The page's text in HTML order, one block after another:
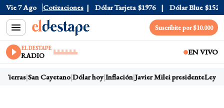
Vie 7 Ago Cotizaciones
Dólar Oficial $1520 Dólar Tarjeta $1976 Dólar Blue $1525
Suscribite por $10.000
EL DESTAPE
RADIO EN VIVO
Tierras San Cayetano Dólar hoy Inflación Javier Milei presidenteLey